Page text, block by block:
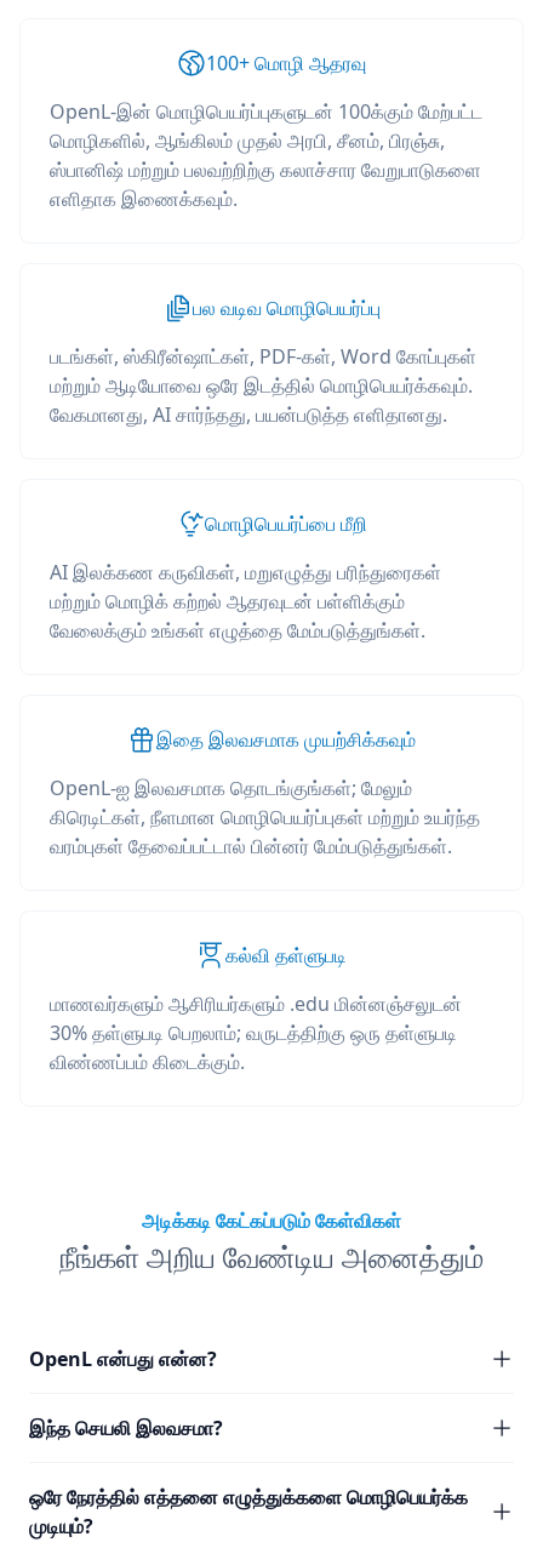
100+ மொழி ஆதரவு
OpenL-இன் மொழிபெயர்ப்புகளுடன் 100க்கும் மேற்பட்ட
மொழிகளில், ஆங்கிலம் முதல் அரபி, சீனம், பிரஞ்சு,
ஸ்பானிஷ் மற்றும் பலவற்றிற்கு கலாச்சார வேறுபாடுகளை
எளிதாக இணைக்கவும்.
பல வடிவ மொழிபெயர்ப்பு
படங்கள், ஸ்கிரீன்ஷாட்கள், PDF-கள், Word கோப்புகள்
மற்றும் ஆடியோவை ஒரே இடத்தில் மொழிபெயர்க்கவும்.
வேகமானது, AI சார்ந்தது, பயன்படுத்த எளிதானது.
மொழிபெயர்ப்பை மீறி
AI இலக்கண கருவிகள், மறுஎழுத்து பரிந்துரைகள்
மற்றும் மொழிக் கற்றல் ஆதரவுடன் பள்ளிக்கும்
வேலைக்கும் உங்கள் எழுத்தை மேம்படுத்துங்கள்.
இதை இலவசமாக முயற்சிக்கவும்
OpenL-ஐ இலவசமாக தொடங்குங்கள்; மேலும்
கிரெடிட்கள், நீளமான மொழிபெயர்ப்புகள் மற்றும் உயர்ந்த
வரம்புகள் தேவைப்பட்டால் பின்னர் மேம்படுத்துங்கள்.
கல்வி தள்ளுபடி
மாணவர்களும் ஆசிரியர்களும் .edu மின்னஞ்சலுடன்
30% தள்ளுபடி பெறலாம்; வருடத்திற்கு ஒரு தள்ளுபடி
விண்ணப்பம் கிடைக்கும்.
அடிக்கடி கேட்கப்படும் கேள்விகள்
நீங்கள் அறிய வேண்டிய அனைத்தும்
OpenL என்பது என்ன?
இந்த செயலி இலவசமா?
ஒரே நேரத்தில் எத்தனை எழுத்துக்களை மொழிபெயர்க்க
முடியும்?